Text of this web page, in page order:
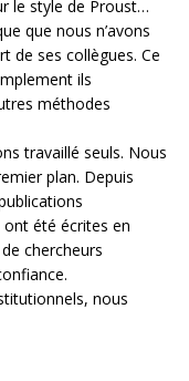
le style de Proust…
que nous n’avons
de ses collègues. Ce
ils
méthodes
travaillé seuls. Nous
plan. Depuis
été écrites en
chercheurs
nous